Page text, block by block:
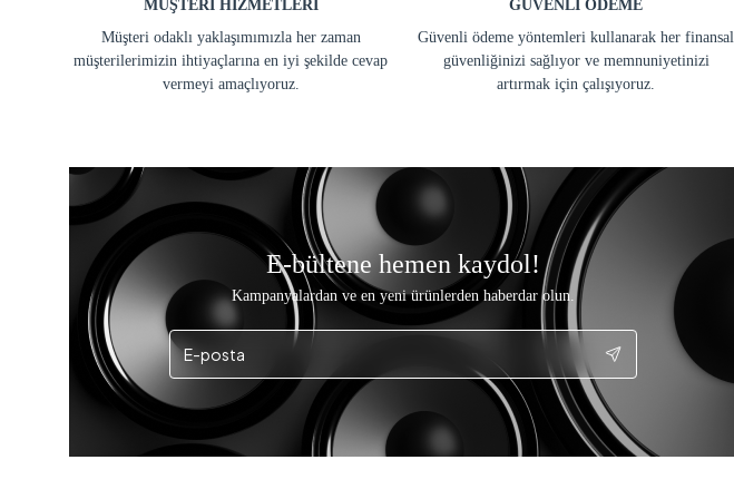
MÜŞTERİ HİZMETLERİ
Müşteri odaklı yaklaşımımızla her zaman
müşterilerimizin ihtiyaçlarına en iyi şekilde cevap
vermeyi amaçlıyoruz.
GÜVENLİ ÖDEME
Güvenli ödeme yöntemleri kullanarak her finansal
güvenliğinizi sağlıyor ve memnuniyetinizi
artırmak için çalışıyoruz.
E-bültene hemen kaydol!
Kampanyalardan ve en yeni ürünlerden haberdar olun.